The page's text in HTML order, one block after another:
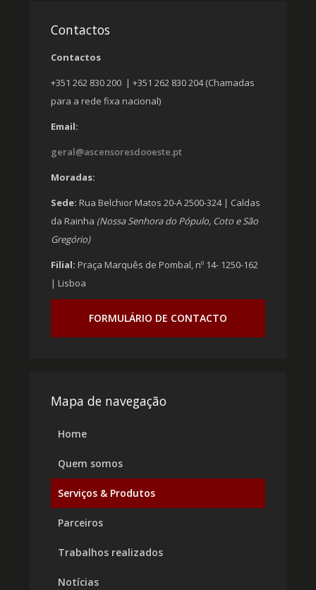
Contactos
Contactos
+351 262 830 200 | +351 262 830 204 (Chamadas
para a rede fixa nacional)
Email:
geral@ascensoresdooeste.pt
Moradas:
Sede: Rua Belchior Matos 20-A 2500-324 | Caldas
da Rainha (Nossa Senhora do Pópulo, Coto e São
Gregório)
Filial: Praça Marquês de Pombal, nº 14- 1250-162
| Lisboa
FORMULÁRIO DE CONTACTO
Mapa de navegação
Home
Quem somos
Serviços & Produtos
Parceiros
Trabalhos realizados
Notícias